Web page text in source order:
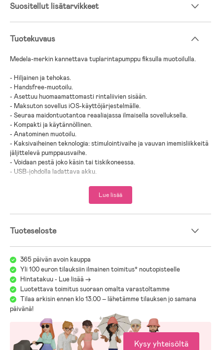
Suositellut lisätarvikkeet
Tuotekuvaus
Medela-merkin kannettava tuplarintapumppu fiksulla muotoilulla.
- Hiljainen ja tehokas.
- Handsfree-muotoilu.
- Asettuu huomaamattomasti rintaliivien sisään.
- Maksuton sovellus iOS-käyttöjärjestelmälle.
- Seuraa maidontuotantoa reaaliajassa ilmaisella sovelluksella.
- Kompakti ja käytännöllinen.
- Anatominen muotoilu.
- Kaksivaiheinen teknologia: stimulointivaihe ja vauvan imemisliikkeitä
jäljittelevä pumppausvaihe.
- Voidaan pestä joko käsin tai tiskikoneessa.
- USB-johdolla ladattava akku.
rintasuppiloa, 2 pulloa, 2 pullonkorkkia, 1 USB-latauskaapeli, 2
Lue lisää
Tuoteseloste
365 päivän avoin kauppa
Yli 100 euron tilauksiin ilmainen toimitus* noutopisteelle
Hintatakuu - Lue lisää ->
Luotettava toimitus suoraan omalta varastoltamme
Tilaa arkisin ennen klo 13.00 – lähetämme tilauksen jo samana
päivänä!
Kysy yhteisöltä